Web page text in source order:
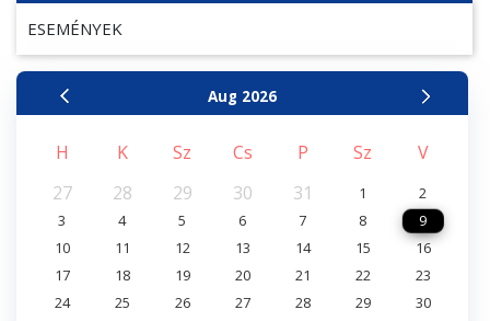
ESEMÉNYEK
Aug 2026
H K Sz Cs P Sz
V
27
28 29 30 31 1
2
3
4 5 6 7 8
9
10
11 12 13 14 15
16
17
18 19 20 21 22
23
24
25 26 27 28 29
30